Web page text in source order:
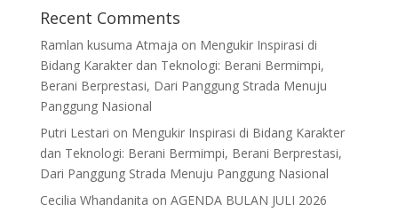
Recent Comments
Ramlan kusuma Atmaja on Mengukir Inspirasi di
Bidang Karakter dan Teknologi: Berani Bermimpi,
Berani Berprestasi, Dari Panggung Strada Menuju
Panggung Nasional
Putri Lestari on Mengukir Inspirasi di Bidang Karakter
dan Teknologi: Berani Bermimpi, Berani Berprestasi,
Dari Panggung Strada Menuju Panggung Nasional
Cecilia Whandanita on AGENDA BULAN JULI 2026